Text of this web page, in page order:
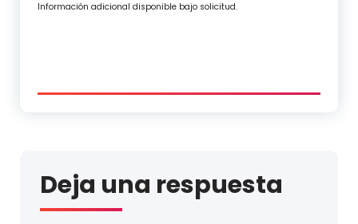
Información adicional disponible bajo solicitud.
Deja una respuesta